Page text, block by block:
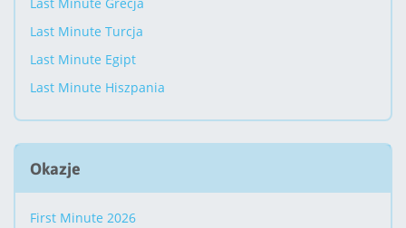
Last Minute Grecja
Last Minute Turcja
Last Minute Egipt
Last Minute Hiszpania
Okazje
First Minute 2026